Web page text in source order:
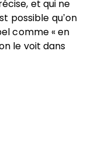
et qui ne
possible qu’on
comme « en
le voit dans